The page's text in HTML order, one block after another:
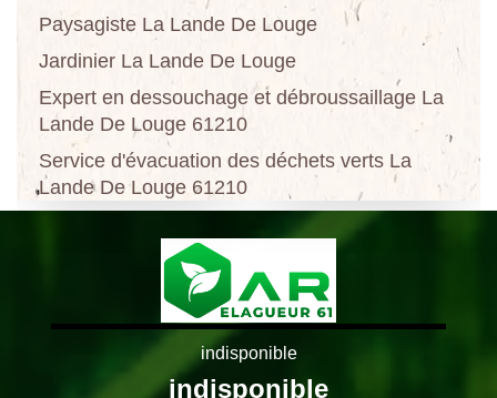
Paysagiste La Lande De Louge
Jardinier La Lande De Louge
Expert en dessouchage et débroussaillage La
Lande De Louge 61210
Service d'évacuation des déchets verts La
Lande De Louge 61210
indisponible
indisponible